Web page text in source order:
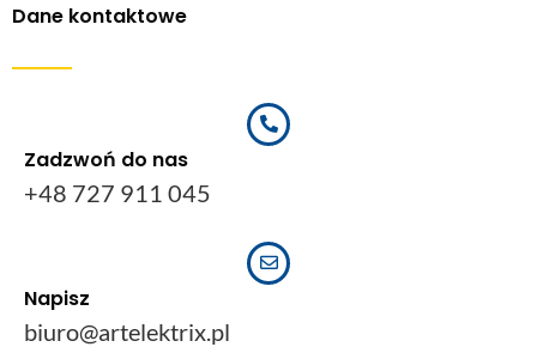
Dane kontaktowe
Zadzwoń do nas
+48 727 911 045
Napisz
biuro@artelektrix.pl